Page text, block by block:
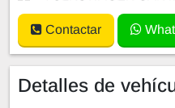
Contactar
Detalles de